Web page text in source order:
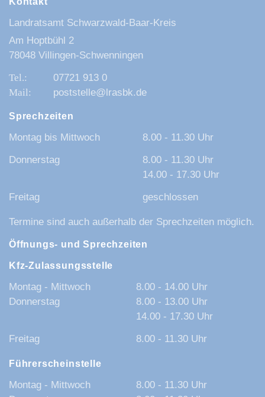
Landratsamt Schwarzwald-Baar-Kreis
Am Hoptbühl 2
78048 Villingen-Schwenningen
07721 913 0
poststelle@lrasbk.de
Sprechzeiten
Montag bis Mittwoch
8.00 - 11.30 Uhr
Donnerstag
8.00 - 11.30 Uhr
14.00 - 17.30 Uhr
Freitag
geschlossen
Termine sind auch außerhalb der Sprechzeiten möglich.
Öffnungs- und Sprechzeiten
Kfz-Zulassungsstelle
Montag - Mittwoch
8.00 - 14.00 Uhr
Donnerstag
8.00 - 13.00 Uhr
14.00 - 17.30 Uhr
Freitag
8.00 - 11.30 Uhr
Führerscheinstelle
Montag - Mittwoch
8.00 - 11.30 Uhr